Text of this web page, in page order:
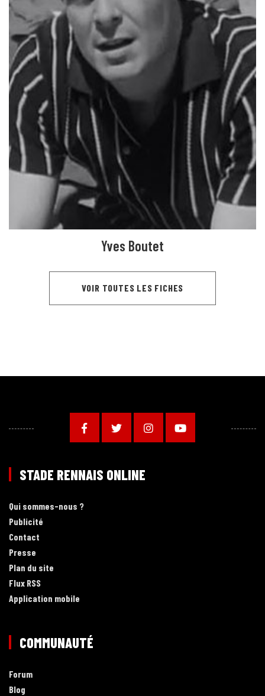
Yves Boutet
VOIR TOUTES LES FICHES
STADE RENNAIS ONLINE
Qui sommes-nous ?
Publicité
Contact
Presse
Plan du site
Flux RSS
Application mobile
COMMUNAUTÉ
Forum
Blog